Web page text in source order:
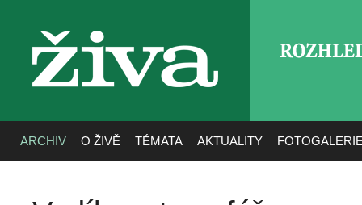
živa
ARCHIV O ŽIVĚ TÉMATA AKTUALITY